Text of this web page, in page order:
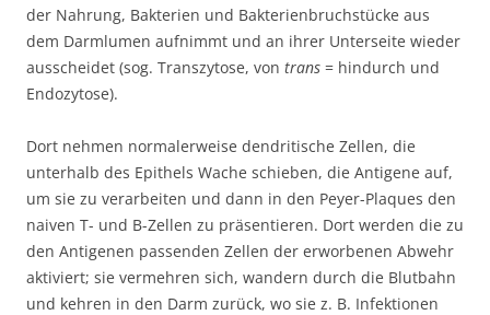
der Nahrung, Bakterien und Bakterienbruchstücke aus
dem Darmlumen aufnimmt und an ihrer Unterseite wieder
ausscheidet (sog. Transzytose, von trans = hindurch und
Endozytose).
Dort nehmen normalerweise dendritische Zellen, die
unterhalb des Epithels Wache schieben, die Antigene auf,
um sie zu verarbeiten und dann in den Peyer-Plaques den
naiven T- und B-Zellen zu präsentieren. Dort werden die zu
den Antigenen passenden Zellen der erworbenen Abwehr
aktiviert; sie vermehren sich, wandern durch die Blutbahn
und kehren in den Darm zurück, wo sie z. B. Infektionen